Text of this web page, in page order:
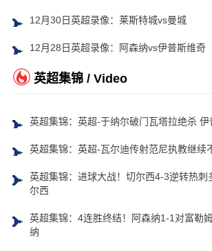
12月30日英超录像：莱斯特城vs曼城
12月28日英超录像：阿森纳vs伊普斯维奇
英超集锦 / Video
英超集锦：英超-于纳尔破门瓦塔拉绝杀
英超集锦：英超-瓦尔迪传射范尼执教继续
英超集锦：进球大战！切尔西4-3逆转热刺
尔西
英超集锦：4连胜终结！阿森纳1-1对富勒
纳